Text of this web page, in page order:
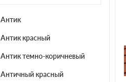
Антик
Антик красный
Антик темно-коричневый
Античный красный